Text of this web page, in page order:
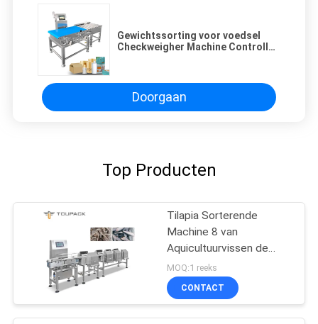
Gewichtssorting voor voedsel
Checkweigher Machine Controller
Doorgaan
Top Producten
Tilapia Sorterende
Machine 8 van
Aquicultuurvissen de
Machine van de
Kanaalgewichtsklasse
MOQ:1 reeks
CONTACT